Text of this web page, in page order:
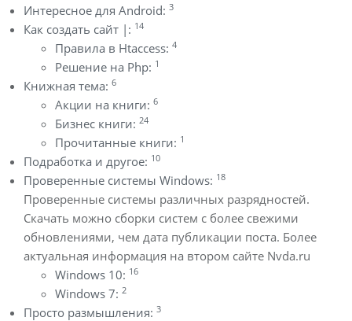
Интересное для Android: 3
Как создать сайт |: 14
Правила в Htaccess: 4
Решение на Php: 1
Книжная тема: 6
Акции на книги: 6
Бизнес книги: 24
Прочитанные книги: 1
Подработка и другое: 10
Проверенные системы Windows: 18
Проверенные системы различных разрядностей.
Скачать можно сборки систем с более свежими
обновлениями, чем дата публикации поста. Более
актуальная информация на втором сайте Nvda.ru
Windows 10: 16
Windows 7: 2
Просто размышления: 3